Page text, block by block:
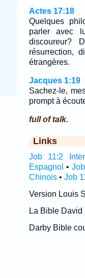
Actes 17:18
Quelques
parler avec
discoureur?
résurrection,
étrangères.
Jacques 1:19
Sachez-le,
prompt à
full of talk.
Links
Job 11:2
Espagnol •
Chinois• Job
Version Louis
La Bible David
Darby Bible